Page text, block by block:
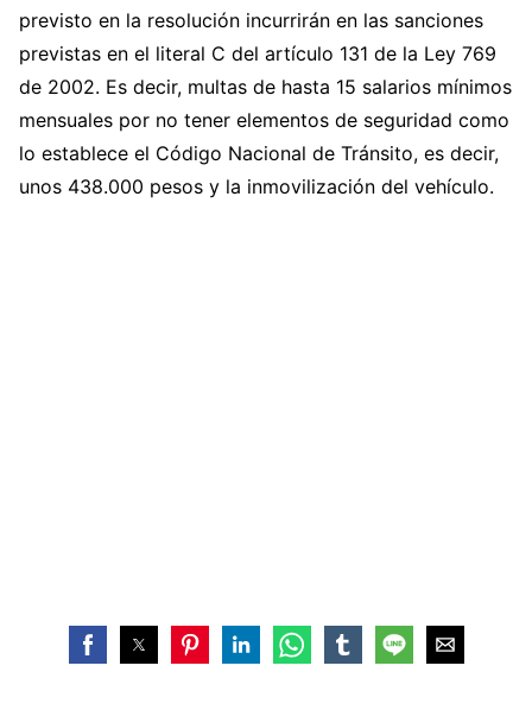
previsto en la resolución incurrirán en las sanciones
previstas en el literal C del artículo 131 de la Ley 769
de 2002. Es decir, multas de hasta 15 salarios mínimos
mensuales por no tener elementos de seguridad como
lo establece el Código Nacional de Tránsito, es decir,
unos 438.000 pesos y la inmovilización del vehículo.